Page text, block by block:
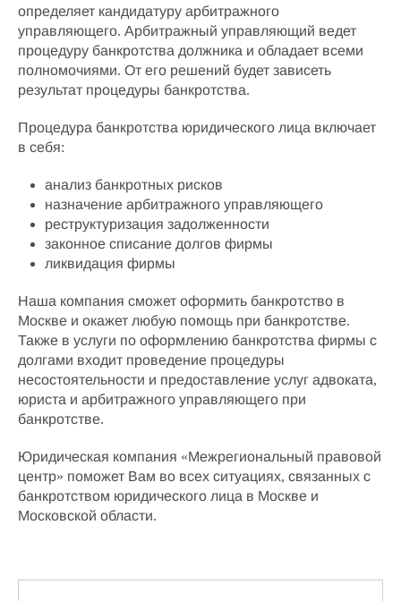
определяет кандидатуру арбитражного
управляющего. Арбитражный управляющий ведет
процедуру банкротства должника и обладает всеми
полномочиями. От его решений будет зависеть
результат процедуры банкротства.
Процедура банкротства юридического лица включает
в себя:
анализ банкротных рисков
назначение арбитражного управляющего
реструктуризация задолженности
законное списание долгов фирмы
ликвидация фирмы
Наша компания сможет оформить банкротство в
Москве и окажет любую помощь при банкротстве.
Также в услуги по оформлению банкротства фирмы с
долгами входит проведение процедуры
несостоятельности и предоставление услуг адвоката,
юриста и арбитражного управляющего при
банкротстве.
Юридическая компания «Межрегиональный правовой
центр» поможет Вам во всех ситуациях, связанных с
банкротством юридического лица в Москве и
Московской области.